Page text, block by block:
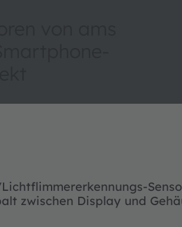
zwischen Display und